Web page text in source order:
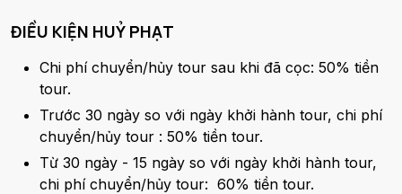
ĐIỀU KIỆN HUỶ PHẠT
Chi phí chuyển/hủy tour sau khi đã cọc: 50% tiền
tour.
Trước 30 ngày so với ngày khởi hành tour, chi phí
chuyển/hủy tour : 50% tiền tour.
Từ 30 ngày - 15 ngày so với ngày khởi hành tour,
chi phí chuyển/hủy tour: 60% tiền tour.